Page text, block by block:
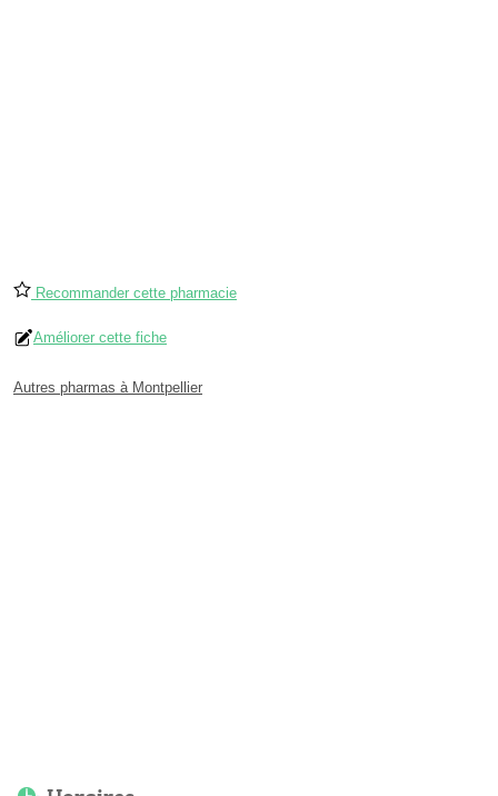
Recommander cette pharmacie
Améliorer cette fiche
Autres pharmas à Montpellier